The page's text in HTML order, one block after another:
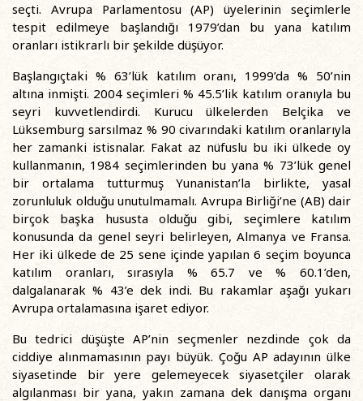
seçti. Avrupa Parlamentosu (AP) üyelerinin seçimlerle
tespit edilmeye başlandığı 1979’dan bu yana katılım
oranları istikrarlı bir şekilde düşüyor.
Başlangıçtaki % 63’lük katılım oranı, 1999’da % 50’nin
altına inmişti. 2004 seçimleri % 45.5’lik katılım oranıyla bu
seyri kuvvetlendirdi. Kurucu ülkelerden Belçika ve
Lüksemburg sarsılmaz % 90 civarındaki katılım oranlarıyla
her zamanki istisnalar. Fakat az nüfuslu bu iki ülkede oy
kullanmanın, 1984 seçimlerinden bu yana % 73’lük genel
bir ortalama tutturmuş Yunanistan’la birlikte, yasal
zorunluluk olduğu unutulmamalı. Avrupa Birliği’ne (AB) dair
birçok başka hususta olduğu gibi, seçimlere katılım
konusunda da genel seyri belirleyen, Almanya ve Fransa.
Her iki ülkede de 25 sene içinde yapılan 6 seçim boyunca
katılım oranları, sırasıyla % 65.7 ve % 60.1’den,
dalgalanarak % 43’e dek indi. Bu rakamlar aşağı yukarı
Avrupa ortalamasına işaret ediyor.
Bu tedrici düşüşte AP’nin seçmenler nezdinde çok da
ciddiye alınmamasının payı büyük. Çoğu AP adayının ülke
siyasetinde bir yere gelemeyecek siyasetçiler olarak
algılanması bir yana, yakın zamana dek danışma organı